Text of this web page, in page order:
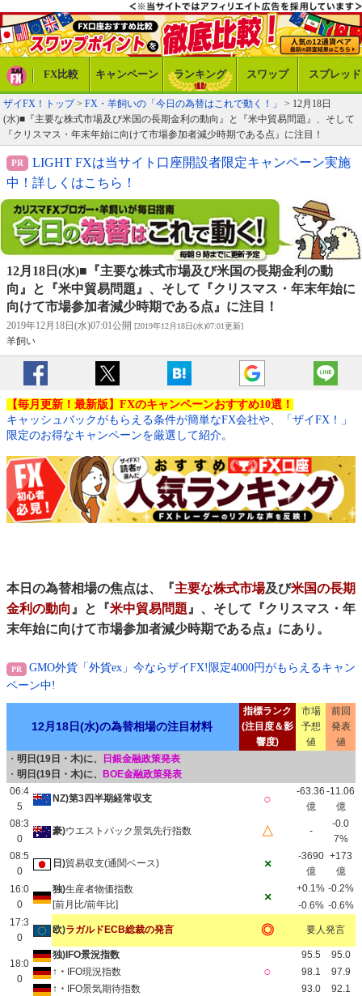
FX比較 キャンペーン ランキング スワップ スプレッド
ザイFX！トップ> FX・羊飼いの「今日の為替はこれで動く！」
> 12月18日
(水)■『主要な株式市場及び米国の長期金利の動向』と『米中貿易問題』、そして
『クリスマス・年末年始に向けて市場参加者減少時期である点』に注目！
LIGHT FXは当サイト口座開設者限定キャンペーン実施
中！詳しくはこちら！
12月18日(水)■『主要な株式市場及び米国の長期金利の動
向』と『米中貿易問題』、そして『クリスマス・年末年始に
向けて市場参加者減少時期である点』に注目！
2019年12月18日(水)07:01公開 [2019年12月18日(水)07:01更新]
羊飼い
【毎月更新！最新版】FXのキャンペーンおすすめ10選！
キャッシュバックがもらえる条件が簡単なFX会社や、「ザイFX！」
限定のお得なキャンペーンを厳選して紹介。
本日の為替相場の焦点は、『主要な株式市場及び米国の長期
金利の動向』と『米中貿易問題』、そして『クリスマス・年
末年始に向けて市場参加者減少時期である点』にあり。
GMO外貨「外貨ex」今ならザイFX!限定4000円がもらえるキャン
ペーン中!
12月18日(水)の為替相場の注目材料
指標ランク
(注目度＆影
響度)
市場
予想
値
前回
発表
値
・ 明日(19日・木)に、
日銀金融政策発表
・ 明日(19日・木)に、
BOE金融政策発表
06:4
5
NZ)第3四半期経常収支 ○
-63.36
億
-11.06
億
08:3
0
豪)ウエストパック景気先行指数 △ -
-0.0
7%
08:5
0
日)貿易収支(通関ベース) ×
-3690
億
+173
億
16:0
0
独)生産者物価指数
[前月比/前年比]
×
+0.1% -0.2%
-0.6% -0.6%
17:3
0
欧)ラガルドECB総裁の発言 ◎ 要人発言
18:0
0
独)IFO景況指数
○
95.5
95.0
↑・
IFO現況指数 98.1
97.9
↑・
IFO景気期待指数 93.0 92.1